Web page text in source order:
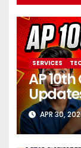
SERVICES
AP
APR 30,